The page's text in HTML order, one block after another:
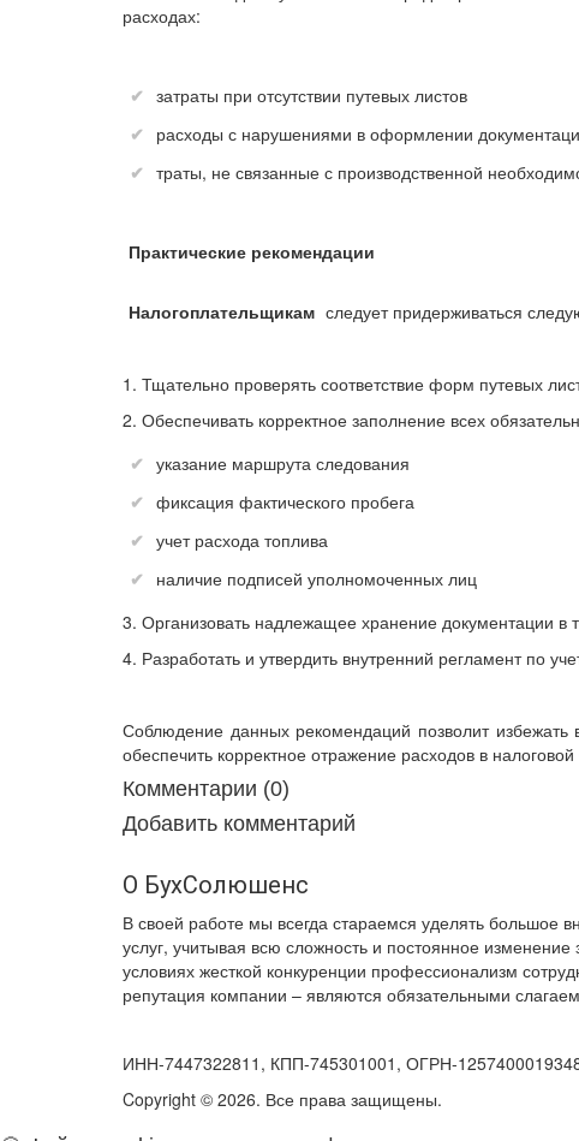
расходах:
затраты при отсутствии путевых листов
расходы с нарушениями в оформлении
траты, не связанные с производственной
Практические рекомендации
Налогоплательщикам следует придерживаться
1. Тщательно проверять соответствие форм путевых
2. Обеспечивать корректное заполнение всех
указание маршрута следования
фиксация фактического пробега
учет расхода топлива
наличие подписей уполномоченных лиц
3. Организовать надлежащее хранение документации в
4. Разработать и утвердить внутренний регламент по
Соблюдение данных рекомендаций позволит
обеспечить корректное отражение расходов в налоговой
Комментарии (0)
Добавить комментарий
О БухСолюшенс
В своей работе мы всегда стараемся уделять большое
услуг, учитывая всю сложность и постоянное изменение
условиях жесткой конкуренции профессионализм
репутация компании – являются обязательными
ИНН-7447322811, КПП-745301001, ОГРН-
Copyright © 2026. Все права защищены.